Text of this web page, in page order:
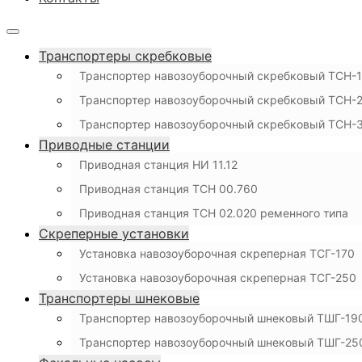
Транспортеры скребковые
Транспортер навозоуборочный скребковый ТСН-
Транспортер навозоуборочный скребковый ТСН-
Транспортер навозоуборочный скребковый ТСН-
Приводные станции
Приводная станция НИ 11.12
Приводная станция ТСН 00.760
Приводная станция ТСН 02.020 ременного типа
Скреперные установки
Установка навозоуборочная скреперная ТСГ-170
Установка навозоуборочная скреперная ТСГ-250
Транспортеры шнековые
Транспортер навозоуборочный шнековый ТШГ-
Транспортер навозоуборочный шнековый ТШГ-